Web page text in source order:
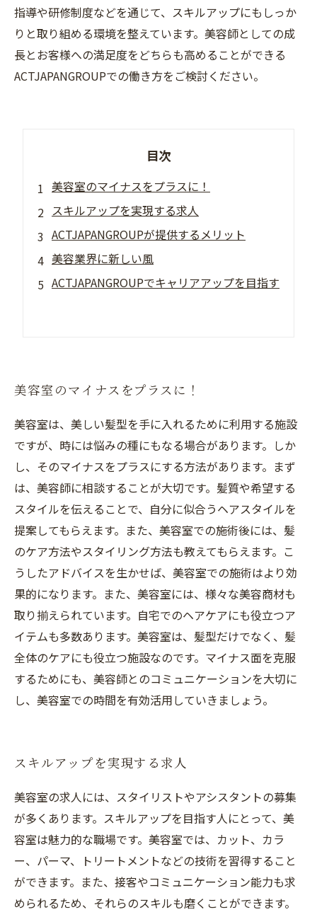
指導や研修制度などを通じて、スキルアップにもしっか
りと取り組める環境を整えています。美容師としての成
長とお客様への満足度をどちらも高めることができる
ACTJAPANGROUPでの働き方をご検討ください。
目次
美容室のマイナスをプラスに！
スキルアップを実現する求人
ACTJAPANGROUPが提供するメリット
美容業界に新しい風
ACTJAPANGROUPでキャリアアップを目指す
美容室のマイナスをプラスに！
美容室は、美しい髪型を手に入れるために利用する施設
ですが、時には悩みの種にもなる場合があります。しか
し、そのマイナスをプラスにする方法があります。まず
は、美容師に相談することが大切です。髪質や希望する
スタイルを伝えることで、自分に似合うヘアスタイルを
提案してもらえます。また、美容室での施術後には、髪
のケア方法やスタイリング方法も教えてもらえます。こ
うしたアドバイスを生かせば、美容室での施術はより効
果的になります。また、美容室には、様々な美容商材も
取り揃えられています。自宅でのヘアケアにも役立つア
イテムも多数あります。美容室は、髪型だけでなく、髪
全体のケアにも役立つ施設なのです。マイナス面を克服
するためにも、美容師とのコミュニケーションを大切に
し、美容室での時間を有効活用していきましょう。
スキルアップを実現する求人
美容室の求人には、スタイリストやアシスタントの募集
が多くあります。スキルアップを目指す人にとって、美
容室は魅力的な職場です。美容室では、カット、カラ
ー、パーマ、トリートメントなどの技術を習得すること
ができます。また、接客やコミュニケーション能力も求
められるため、それらのスキルも磨くことができます。